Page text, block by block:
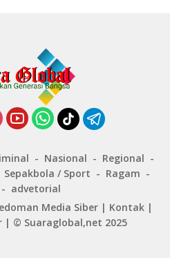
Nasional
Regional
Sepakbola / Sport
Ragam
advetorial
Media Siber | Kontak |
| © Suaraglobal,net 2025